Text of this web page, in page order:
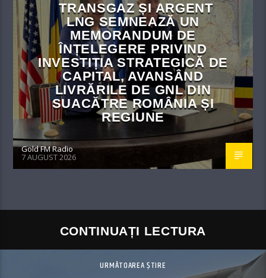
TRANSGAZ ȘI ARGENT
LNG SEMNEAZĂ UN
MEMORANDUM DE
ÎNȚELEGERE PRIVIND
INVESTIȚIA STRATEGICĂ DE
CAPITAL, AVANSÂND
LIVRĂRILE DE GNL DIN
SUACĂTRE ROMÂNIA ȘI
REGIUNE
Gold FM Radio
7 AUGUST 2026
CONTINUAȚI LECTURA
URMĂTOAREA ȘTIRE